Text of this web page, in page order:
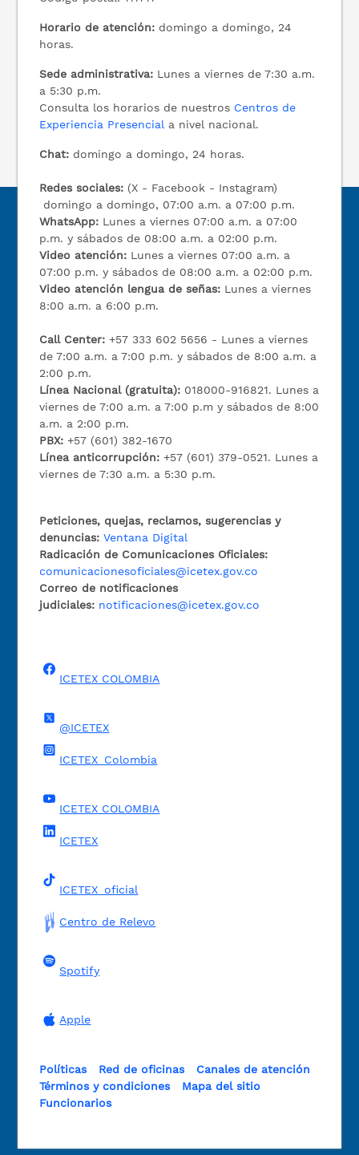
Horario de atención: domingo a domingo, 24
horas.
Sede administrativa: Lunes a viernes de 7:30 a.m.
a 5:30 p.m.
Consulta los horarios de nuestros Centros de
Experiencia Presencial a nivel nacional.
Chat: domingo a domingo, 24 horas.
Redes sociales: (X - Facebook - Instagram)
domingo a domingo, 07:00 a.m. a 07:00 p.m.
WhatsApp: Lunes a viernes 07:00 a.m. a 07:00
p.m. y sábados de 08:00 a.m. a 02:00 p.m.
Video atención: Lunes a viernes 07:00 a.m. a
07:00 p.m. y sábados de 08:00 a.m. a 02:00 p.m.
Video atención lengua de señas: Lunes a viernes
8:00 a.m. a 6:00 p.m.
Call Center:+57 333 602 5656 - Lunes a viernes
de 7:00 a.m. a 7:00 p.m. y sábados de 8:00 a.m. a
2:00 p.m.
Línea Nacional (gratuita): 018000-916821. Lunes a
viernes de 7:00 a.m. a 7:00 p.m y sábados de 8:00
a.m. a 2:00 p.m.
PBX:+57 (601) 382-1670
Línea anticorrupción:+57 (601) 379-0521. Lunes a
viernes de 7:30 a.m. a 5:30 p.m.
Peticiones, quejas, reclamos, sugerencias y
denuncias: Ventana Digital
Radicación de Comunicaciones Oficiales:
comunicacionesoficiales@icetex.gov.co
Correo de notificaciones
judiciales: notificaciones@icetex.gov.co
ICETEX COLOMBIA
@ICETEX
ICETEX_Colombia
ICETEX COLOMBIA
ICETEX
ICETEX_oficial
Centro de Relevo
Spotify
Apple
Políticas Red de oficinas
Canales de atención
Términos y condiciones
Mapa del sitio
Funcionarios